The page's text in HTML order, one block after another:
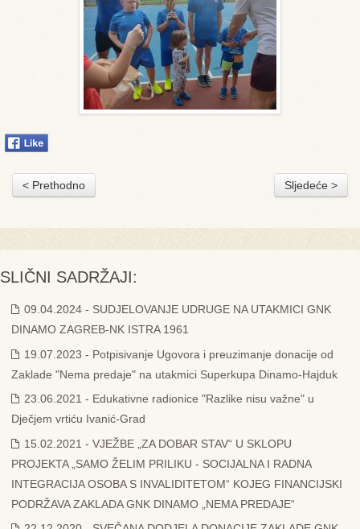
< Prethodno Sljedeće >
SLIČNI SADRŽAJI:
09.04.2024 - SUDJELOVANJE UDRUGE NA UTAKMICI GNK
DINAMO ZAGREB-NK ISTRA 1961
19.07.2023 - Potpisivanje Ugovora i preuzimanje donacije od
Zaklade "Nema predaje" na utakmici Superkupa Dinamo-Hajduk
23.06.2021 - Edukativne radionice "Razlike nisu važne" u
Dječjem vrtiću Ivanić-Grad
15.02.2021 - VJEŽBE „ZA DOBAR STAV“ U SKLOPU
PROJEKTA „SAMO ŽELIM PRILIKU - SOCIJALNA I RADNA
INTEGRACIJA OSOBA S INVALIDITETOM“ KOJEG FINANCIJSKI
PODRŽAVA ZAKLADA GNK DINAMO „NEMA PREDAJE“